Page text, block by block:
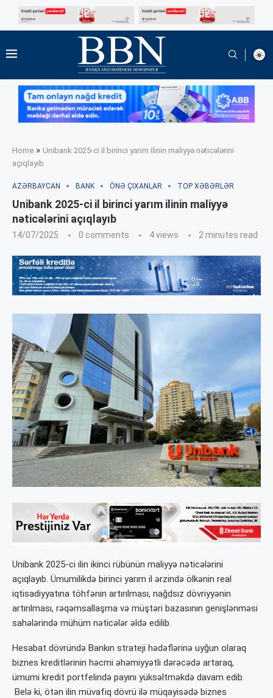
Home » Unibank 2025-ci il birinci yarım ilinin maliyyə nəticələrini
açıqlayıb
AZƏRBAYCAN BANK ÖNƏ ÇIXANLAR TOP XƏBƏRLƏR
Unibank 2025-ci il birinci yarım ilinin maliyyə
nəticələrini açıqlayıb
14/07/2025 0 comments 4views 2 minutes read
Unibank 2025-ci ilin ikinci rübünün maliyyə nəticələrini
açıqlayıb. Ümumilikdə birinci yarım il ərzində ölkənin real
iqtisadiyyatına töhfənin artırılması, nağdsız dövriyyənin
artırılması, rəqəmsallaşma və müştəri bazasının genişlənməsi
sahələrində mühüm nəticələr əldə edilib.
Hesabat dövründə Bankın strateji hədəflərinə uyğun olaraq
biznes kreditlərinin həcmi əhəmiyyətli dərəcədə artaraq,
ümumi kredit portfelində payını yüksəltməkdə davam edib.
Belə ki, ötən ilin müvafiq dövrü ilə müqayisədə biznes